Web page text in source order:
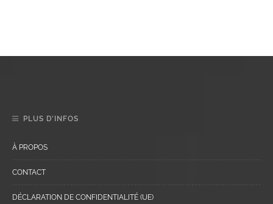
PLUS D’INFOS
À PROPOS
CONTACT
DÉCLARATION DE CONFIDENTIALITÉ (UE)